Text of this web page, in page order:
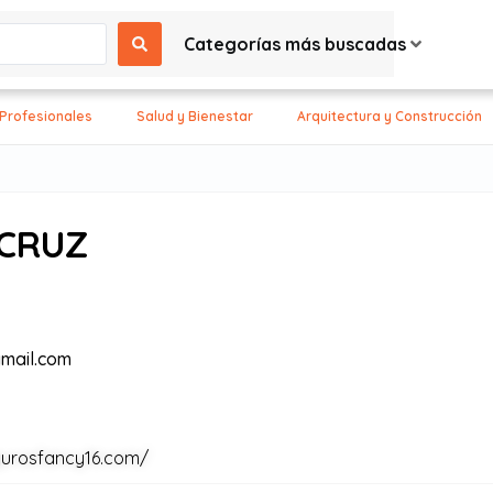
Categorías más buscadas
Salud y Bienestar Arquitectura y Construcción